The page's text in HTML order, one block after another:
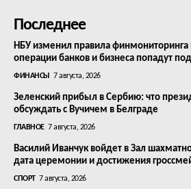
Последнее
НБУ изменил правила финмониторинга
операции банков и бизнеса попадут
ФИНАНСЫ 7 августа, 2026
Зеленский прибыл в Сербию: что
обсуждать с Вучичем в Белграде
ГЛАВНОЕ 7 августа, 2026
Василий Иванчук войдет в Зал
дата церемонии и достижения
СПОРТ 7 августа, 2026